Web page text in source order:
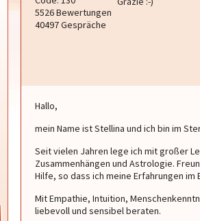
5526 Bewertungen
40497 Gespräche
Hallo,
mein Name ist Stellina und ich bin im
Seit vielen Jahren lege ich mit großer
Zusammenhängen und Astrologie.
Hilfe, so dass ich meine Erfahrungen
Mit Empathie, Intuition,
liebevoll und sensibel beraten.